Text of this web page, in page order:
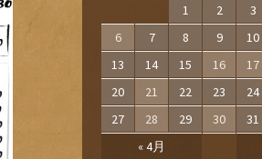
« 4月
1 2 3
6
7 8 9 10
13
14 15 16 17
20
21 22 23 24
27
28 29 30 31